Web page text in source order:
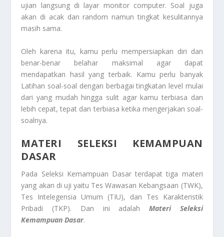
ujian langsung di layar monitor computer. Soal juga
akan di acak dan random namun tingkat kesulitannya
masih sama.
Oleh karena itu, kamu perlu mempersiapkan diri dan
benar-benar belahar maksimal agar dapat
mendapatkan hasil yang terbaik. Kamu perlu banyak
Latihan soal-soal dengan berbagai tingkatan level mulai
dari yang mudah hingga sulit agar kamu terbiasa dan
lebih cepat, tepat dan terbiasa ketika mengerjakan soal-
soalnya.
MATERI SELEKSI KEMAMPUAN
DASAR
Pada Seleksi Kemampuan Dasar terdapat tiga materi
yang akan di uji yaitu Tes Wawasan Kebangsaan (TWK),
Tes Intelegensia Umum (TIU), dan Tes Karakteristik
Pribadi (TKP). Dan ini adalah Materi Seleksi
Kemampuan Dasar.